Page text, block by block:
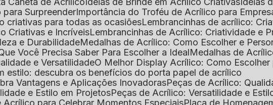
para Surpreender Importância do Troféu de Acrílico para
criativas para todas as ocasiões Lembrancinhas de acrílico:
Criativas e Incríveis Lembrancinhas de Acrílico: Criatividade e
e Durabilidade
Medalhas de Acrílico: Como Escolher e
Você Precisa Saber Para Escolher a Ideal
Medalhas de
e Versatilidade
O Melhor Display Acrílico: Como
estilo: descubra os benefícios do porta papel de acrílico
Vantagens e Aplicações Inovadoras
Peças de Acrílico:
e Estilo em Projetos
Peças de Acrílico: Versatilidade e
Acrílico para Celebrar Momentos Especiais
Placa de